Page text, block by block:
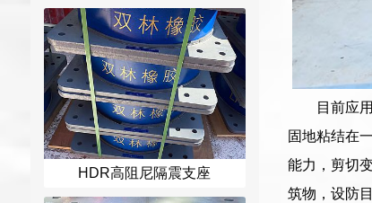
HDR高阻尼隔震支座
目前应
固地粘结在
能力，剪切
筑物，设防